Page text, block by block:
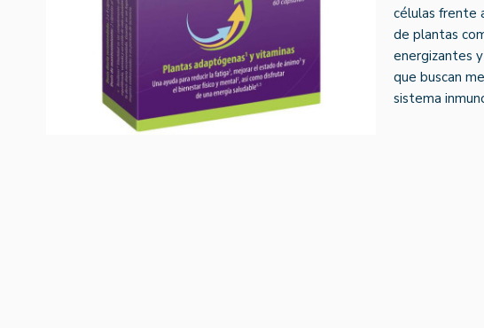
células frente
de plantas
energizantes
que buscan
sistema